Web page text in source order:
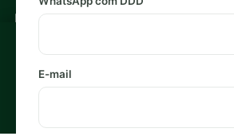
E-mail
Início
Política de Privacidade
Contato
de Privacidade